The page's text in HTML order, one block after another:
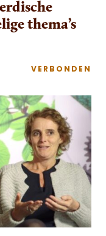
thema’s
VERBONDEN